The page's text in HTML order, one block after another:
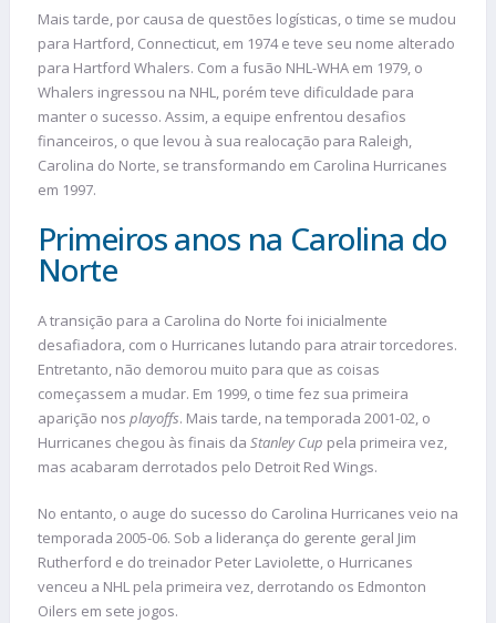
Mais tarde, por causa de questões logísticas, o time se mudou
para Hartford, Connecticut, em 1974 e teve seu nome alterado
para Hartford Whalers. Com a fusão NHL-WHA em 1979, o
Whalers ingressou na NHL, porém teve dificuldade para
manter o sucesso. Assim, a equipe enfrentou desafios
financeiros, o que levou à sua realocação para Raleigh,
Carolina do Norte, se transformando em Carolina Hurricanes
em 1997.
Primeiros anos na Carolina do
Norte
A transição para a Carolina do Norte foi inicialmente
desafiadora, com o Hurricanes lutando para atrair torcedores.
Entretanto, não demorou muito para que as coisas
começassem a mudar. Em 1999, o time fez sua primeira
aparição nos playoffs. Mais tarde, na temporada 2001-02, o
Hurricanes chegou às finais da Stanley Cup pela primeira vez,
mas acabaram derrotados pelo Detroit Red Wings.
No entanto, o auge do sucesso do Carolina Hurricanes veio na
temporada 2005-06. Sob a liderança do gerente geral Jim
Rutherford e do treinador Peter Laviolette, o Hurricanes
venceu a NHL pela primeira vez, derrotando os Edmonton
Oilers em sete jogos.